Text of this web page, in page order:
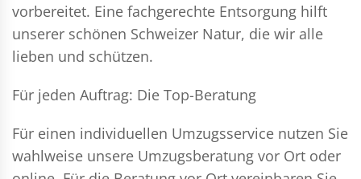
vorbereitet. Eine fachgerechte Entsorgung hilft
unserer schönen Schweizer Natur, die wir alle
lieben und schützen.
Für jeden Auftrag: Die Top-Beratung
Für einen individuellen Umzugsservice nutzen Sie
wahlweise unsere Umzugsberatung vor Ort oder